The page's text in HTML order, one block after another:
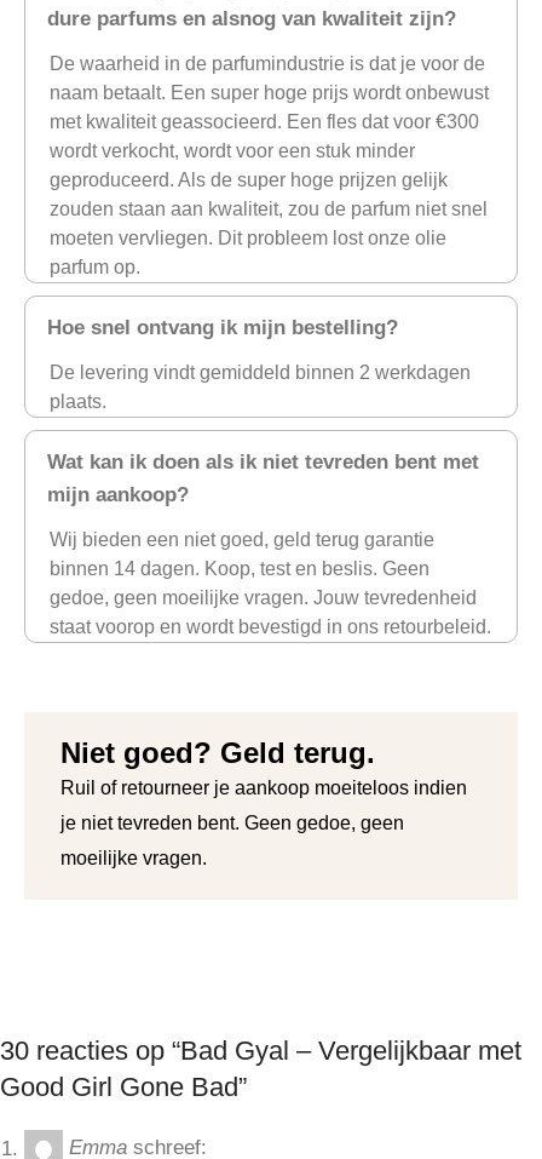
dure parfums en alsnog van kwaliteit zijn?
De waarheid in de parfumindustrie is dat je voor de
naam betaalt. Een super hoge prijs wordt onbewust
met kwaliteit geassocieerd. Een fles dat voor €300
wordt verkocht, wordt voor een stuk minder
geproduceerd. Als de super hoge prijzen gelijk
zouden staan aan kwaliteit, zou de parfum niet snel
moeten vervliegen. Dit probleem lost onze olie
parfum op.
Hoe snel ontvang ik mijn bestelling?
De levering vindt gemiddeld binnen 2 werkdagen
plaats.
Wat kan ik doen als ik niet tevreden bent met
mijn aankoop?
Wij bieden een niet goed, geld terug garantie
binnen 14 dagen. Koop, test en beslis. Geen
gedoe, geen moeilijke vragen. Jouw tevredenheid
staat voorop en wordt bevestigd in ons retourbeleid.
Niet goed? Geld terug.
Ruil of retourneer je aankoop moeiteloos indien
je niet tevreden bent. Geen gedoe, geen
moeilijke vragen.
30 reacties op “Bad Gyal – Vergelijkbaar met
Good Girl Gone Bad”
Emma schreef: